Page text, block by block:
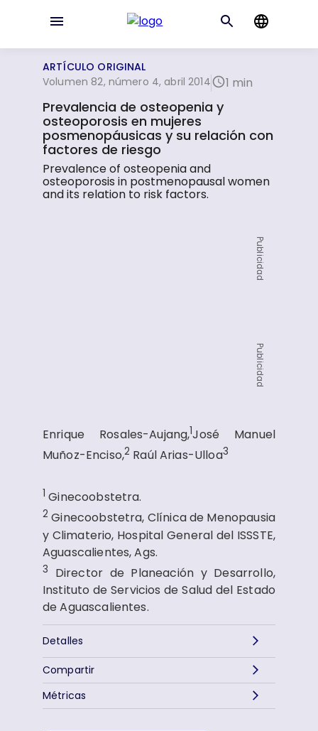
ARTÍCULO ORIGINAL
Volumen 82, número 4, abril 2014
1 min
Prevalencia de osteopenia y
osteoporosis en mujeres
posmenopáusicas y su relación con
factores de riesgo
Prevalence of osteopenia and
osteoporosis in postmenopausal women
and its relation to risk factors.
Publicidad
Publicidad
Enrique Rosales-Aujang,1José Manuel
Muñoz-Enciso,2 Raúl Arias-Ulloa3
1 Ginecoobstetra.
2 Ginecoobstetra, Clínica de Menopausia
y Climaterio, Hospital General del ISSSTE,
Aguascalientes, Ags.
3
Director de Planeación y Desarrollo,
Instituto de Servicios de Salud del Estado
de Aguascalientes.
Detalles
Métricas
Compartir